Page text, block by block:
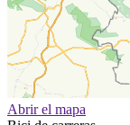
Abrir el mapa